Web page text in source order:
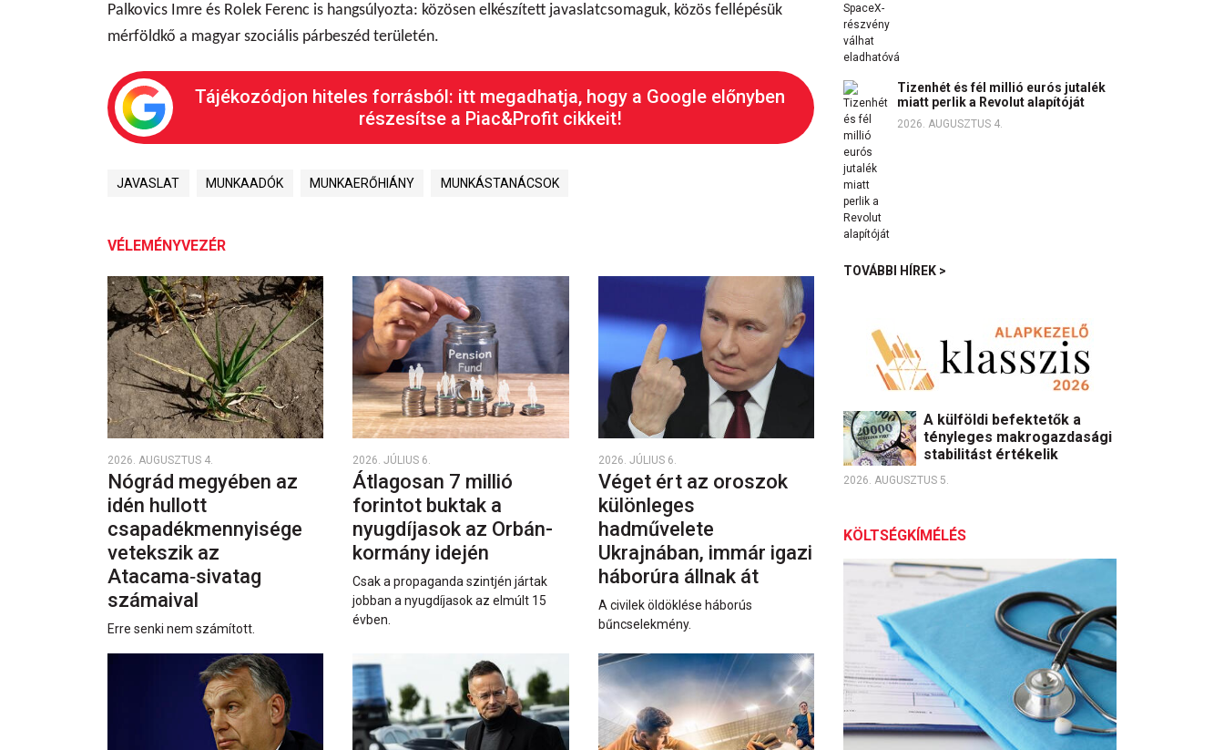
Palkovics Imre és Rolek Ferenc is hangsúlyozta: közösen elkészített javaslatcsomaguk, közös fellépésük
mérföldkő a magyar szociális párbeszéd területén.
Tájékozódjon hiteles forrásból: itt megadhatja, hogy a Google előnyben
részesítse a Piac&Profit cikkeit!
JAVASLAT MUNKAADÓK MUNKAERŐHIÁNY MUNKÁSTANÁCSOK
VÉLEMÉNYVEZÉR
2026. AUGUSZTUS 4.
Nógrád megyében az
idén hullott
csapadékmennyisége
vetekszik az
Atacama‑sivatag
számaival
Erre senki nem számított.
2026. JÚLIUS 6.
Átlagosan 7 millió
forintot buktak a
nyugdíjasok az Orbán-
kormány idején
Csak a propaganda szintjén jártak
jobban a nyugdíjasok az elmúlt 15
évben.
2026. JÚLIUS 6.
Véget ért az oroszok
különleges
hadművelete
Ukrajnában, immár igazi
háborúra állnak át
A civilek öldöklése háborús
bűncselekmény.
Tizenhét és fél millió eurós jutalék
miatt perlik a Revolut alapítóját
2026. AUGUSZTUS 4.
TOVÁBBI HÍREK >
A külföldi befektetők a
tényleges makrogazdasági
stabilitást értékelik
2026. AUGUSZTUS 5.
KÖLTSÉGKÍMÉLÉS